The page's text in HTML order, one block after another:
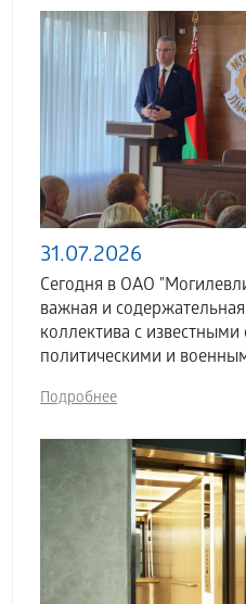
31.07.2026
Сегодня в ОАО
важная и содержательная
коллектива с
политическими и
Подробнее